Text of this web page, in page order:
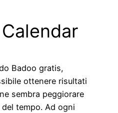
Badoo gratis,
ottenere risultati
sembra peggiorare
tempo. Ad ogni